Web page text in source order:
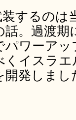
装するの
。過渡期
ワーア
イスラ
開発しまし